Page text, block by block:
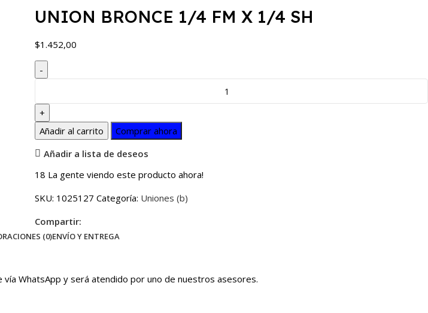
UNION BRONCE 1/4 FM X 1/4 SH
$1.452,00
Añadir al carrito
Comprar ahora
Añadir a lista de deseos
18 La gente viendo este producto ahora!
SKU: 1025127 Categoría: Uniones (b)
Compartir:
(0)ENVÍO Y ENTREGA
WhatsApp y será atendido por uno de nuestros asesores.